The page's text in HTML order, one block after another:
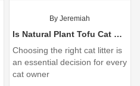
By Jeremiah
Is Natural Plant Tofu Cat Litter the Best Choice for Your Cat?
Choosing the right cat litter is
an essential decision for every
cat owner